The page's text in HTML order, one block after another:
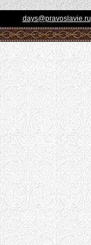
days@pravoslavie.ru